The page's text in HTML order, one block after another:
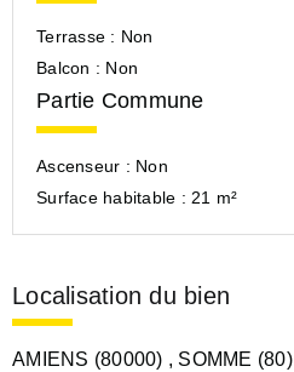
Terrasse : Non
Balcon : Non
Partie Commune
Ascenseur : Non
Surface habitable : 21 m²
Localisation du bien
AMIENS (80000) , SOMME (80)